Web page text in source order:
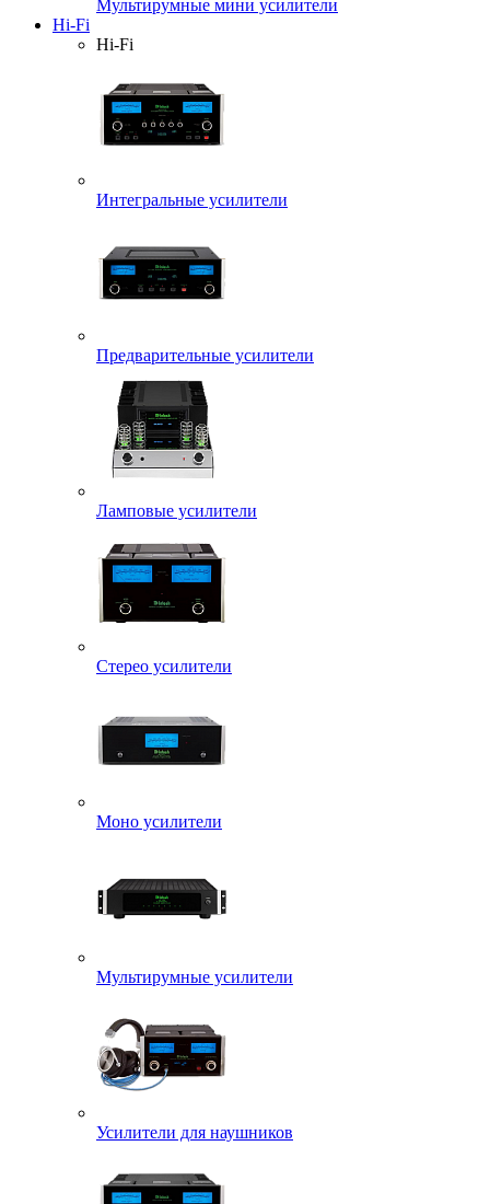
Мультирумные мини усилители
Hi-Fi
Hi-Fi
Интегральные усилители
Предварительные усилители
Ламповые усилители
Стерео усилители
Моно усилители
Мультирумные усилители
Усилители для наушников